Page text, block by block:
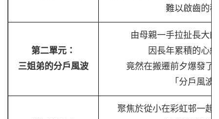
難以啟齒的
第二單元：
三姐弟的分戶風波
由母親一手拉扯長大
因長年累積的心
竟然在搬遷前夕爆發了
「分戶風波
聚焦於從小在彩虹邨一起